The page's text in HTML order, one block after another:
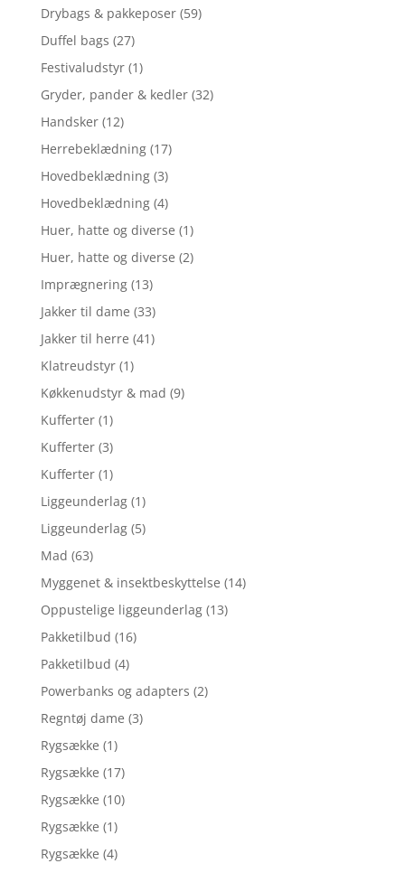
Drybags & pakkeposer (59)
Duffel bags (27)
Festivaludstyr (1)
Gryder, pander & kedler (32)
Handsker (12)
Herrebeklædning (17)
Hovedbeklædning (3)
Hovedbeklædning (4)
Huer, hatte og diverse (1)
Huer, hatte og diverse (2)
Imprægnering (13)
Jakker til dame (33)
Jakker til herre (41)
Klatreudstyr (1)
Køkkenudstyr & mad (9)
Kufferter (1)
Kufferter (3)
Kufferter (1)
Liggeunderlag (1)
Liggeunderlag (5)
Mad (63)
Myggenet & insektbeskyttelse (14)
Oppustelige liggeunderlag (13)
Pakketilbud (16)
Pakketilbud (4)
Powerbanks og adapters (2)
Regntøj dame (3)
Rygsække (1)
Rygsække (17)
Rygsække (10)
Rygsække (1)
Rygsække (4)